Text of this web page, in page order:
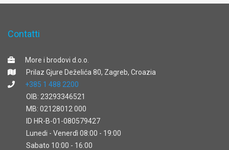
Contatti
More i brodovi d.o.o.
Prilaz Gjure Deželića 80, Zagreb, Croazia
+385 1 488 2200
OIB: 23293346521
MB: 02128012 000
ID HR-B-01-080579427
Lunedi - Venerdì 08:00 - 19:00
Sabato 10:00 - 16:00